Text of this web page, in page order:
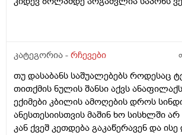
წავიდა არვოცი რავიყიდო როთ
მაყროს და მექავება..მ ყან საშინლად
არსად და ვერც წავალ
კატეგორია - რჩევები
თუ დასაბანს საშუალებებს როდესაც
თითქმის ნულის შანსი აქვს
ექიმები კბილის ამოღების დროს
ანესთესიისთვის მაშინ ხო სისხლში
კან ქვეშ კეთდება გაკაწერავენ და